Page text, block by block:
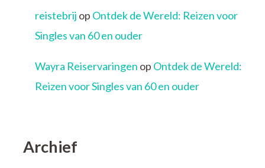
reistebrij op Ontdek de Wereld: Reizen voor
Singles van 60 en ouder
Wayra Reiservaringen op Ontdek de Wereld:
Reizen voor Singles van 60 en ouder
Archief